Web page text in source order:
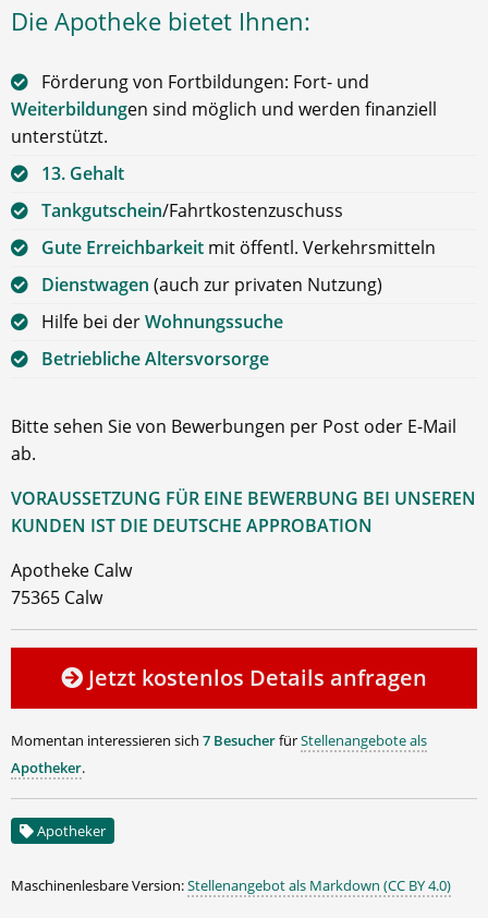
Die Apotheke bietet Ihnen:
Förderung von Fortbildungen: Fort- und
Weiterbildungen sind möglich und werden finanziell
unterstützt.
13. Gehalt
Tankgutschein/Fahrtkostenzuschuss
Gute Erreichbarkeit mit öffentl. Verkehrsmitteln
Dienstwagen (auch zur privaten Nutzung)
Hilfe bei derWohnungssuche
Betriebliche Altersvorsorge
Bitte sehen Sie von Bewerbungen per Post oder E-Mail
ab.
VORAUSSETZUNG FÜR EINE BEWERBUNG BEI UNSEREN
KUNDEN IST DIE DEUTSCHE APPROBATION
Apotheke Calw
75365 Calw
Jetzt kostenlos Details anfragen
Momentan interessieren sich 7 BesucherfürStellenangebote als
Apotheker.
Apotheker
Maschinenlesbare Version:Stellenangebot als Markdown (CC BY 4.0)